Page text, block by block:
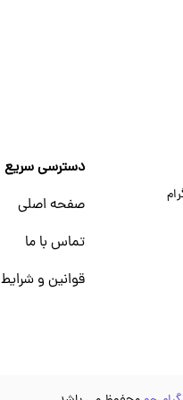
دسترسی سریع
صفحه اصلی
تماس با ما
قوانین و شرایط